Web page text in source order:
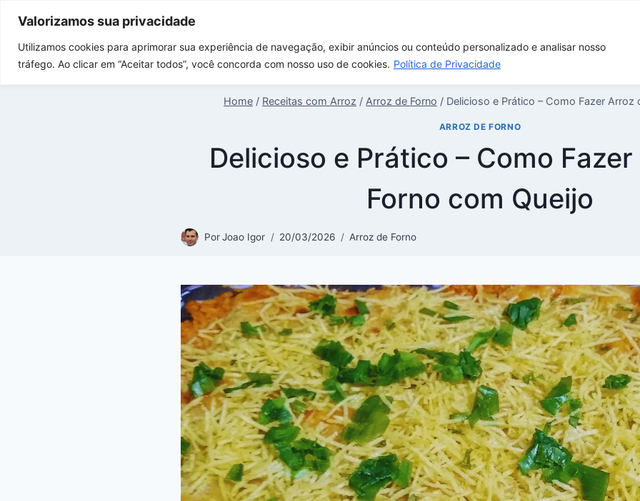
Valorizamos sua privacidade
Utilizamos cookies para aprimorar sua experiência de navegação, exibir anúncios ou conteúdo personalizado e analisar nosso
tráfego. Ao clicar em “Aceitar todos”, você concorda com nosso uso de cookies. Política de Privacidade
content
Inicio Acompanhamentos de churrasco
Home / Receitas com Arroz / Arroz de Forno / Delicioso e Prático – Como Fazer Arroz
ARROZ DE FORNO
Delicioso e Prático – Como
Forno com Queijo
Por Joao Igor 20/03/2026 Arroz de Forno